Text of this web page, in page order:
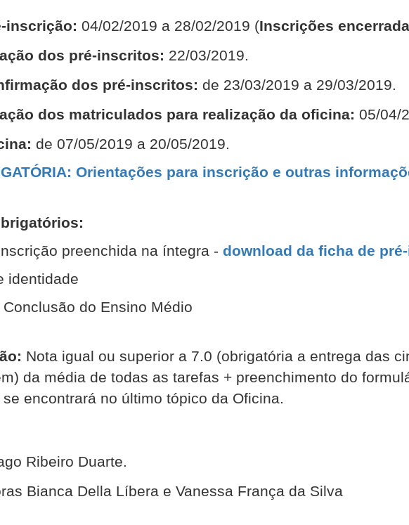
inscrição: 04/02/2019 a 28/02/2019 (Inscrições
dos pré-inscritos: 22/03/2019.
dos pré-inscritos: de 23/03/2019 a 29/03/2019.
dos matriculados para realização da oficina: 05/04/
de 07/05/2019 a 20/05/2019.
Orientações para inscrição e outras
preenchida na íntegra - download da ficha de
identidade
do Ensino Médio
Nota igual ou superior a 7.0 (obrigatória a entrega das
da média de todas as tarefas + preenchimento do
encontrará no último tópico da Oficina.
Ribeiro Duarte.
Bianca Della Líbera e Vanessa França da Silva